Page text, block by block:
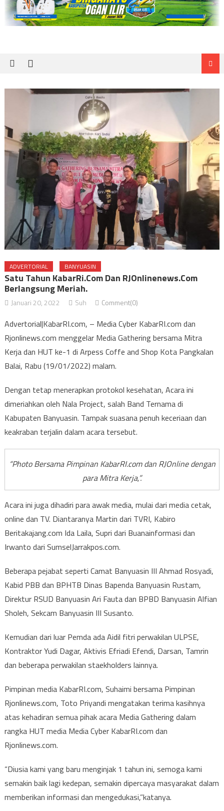
ADVERTORIAL BANYUASIN
Satu Tahun KabarRi.com Dan RJOnlinenews.com
Berlangsung Meriah.
Januari 20, 2022 Suh Comment(0)
Advertorial|KabarRI.com, – Media Cyber KabarRI.com dan
Rjonlinews.com menggelar Media Gathering bersama Mitra
Kerja dan HUT ke-1 di Arpess Coffe and Shop Kota Pangkalan
Balai, Rabu (19/01/2022) malam.
Dengan tetap menerapkan protokol kesehatan, Acara ini
dimeriahkan oleh Nala Project, salah Band Ternama di
Kabupaten Banyuasin. Tampak suasana penuh keceriaan dan
keakraban terjalin dalam acara tersebut.
“Photo Bersama Pimpinan KabarRI.com dan RJOnline dengan
para Mitra Kerja,”.
Acara ini juga dihadiri para awak media, mulai dari media cetak,
online dan TV. Diantaranya Martin dari TVRI, Kabiro
Beritakajang.com Ida Laila, Supri dari Buanainformasi dan
Irwanto dari SumselJarrakpos.com.
Beberapa pejabat seperti Camat Banyuasin III Ahmad Rosyadi,
Kabid PBB dan BPHTB Dinas Bapenda Banyuasin Rustam,
Direktur RSUD Banyuasin Ari Fauta dan BPBD Banyuasin Alfian
Sholeh, Sekcam Banyuasin III Susanto.
Kemudian dari luar Pemda ada Aidil fitri perwakilan ULPSE,
Kontraktor Yudi Dagar, Aktivis Efriadi Efendi, Darsan, Tamrin
dan beberapa perwakilan staekholders lainnya.
Pimpinan media KabarRI.com, Suhaimi bersama Pimpinan
Rjonlinews.com, Toto Priyandi mengatakan terima kasihnya
atas kehadiran semua pihak acara Media Gathering dalam
rangka HUT media Media Cyber KabarRI.com dan
Rjonlinews.com.
“Diusia kami yang baru menginjak 1 tahun ini, semoga kami
semakin baik lagi kedepan, semakin dipercaya masyarakat dalam
memberikan informasi dan mengedukasi,”katanya.